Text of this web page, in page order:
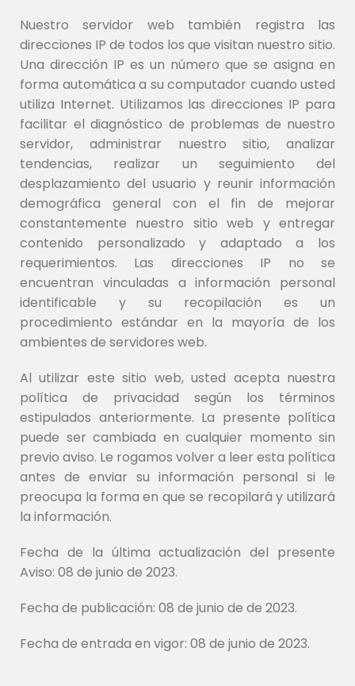
Nuestro servidor web también registra las
direcciones IP de todos los que visitan nuestro sitio.
Una dirección IP es un número que se asigna en
forma automática a su computador cuando usted
utiliza Internet. Utilizamos las direcciones IP para
facilitar el diagnóstico de problemas de nuestro
servidor, administrar nuestro sitio, analizar
tendencias, realizar un seguimiento del
desplazamiento del usuario y reunir información
demográfica general con el fin de mejorar
constantemente nuestro sitio web y entregar
contenido personalizado y adaptado a los
requerimientos. Las direcciones IP no se
encuentran vinculadas a información personal
identificable y su recopilación es un
procedimiento estándar en la mayoría de los
ambientes de servidores web.
Al utilizar este sitio web, usted acepta nuestra
política de privacidad según los términos
estipulados anteriormente. La presente política
puede ser cambiada en cualquier momento sin
previo aviso. Le rogamos volver a leer esta política
antes de enviar su información personal si le
preocupa la forma en que se recopilará y utilizará
la información.
Fecha de la última actualización del presente
Aviso: 08 de junio de 2023.
Fecha de publicación: 08 de junio de de 2023.
Fecha de entrada en vigor: 08 de junio de 2023.